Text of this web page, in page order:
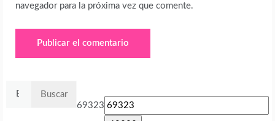
navegador para la próxima vez que comente.
69323